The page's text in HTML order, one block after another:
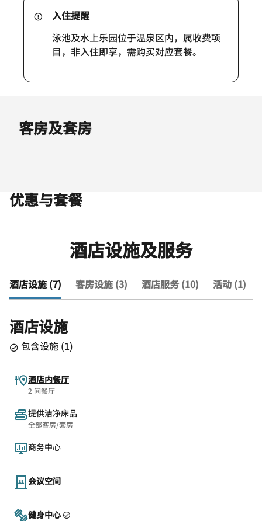
入住提醒
泳池及水上乐园位于温泉区内，属收费项
目，非入住即享，需购买对应套餐。
客房及套房
优惠与套餐
酒店设施及服务
酒店设施 (7) 客房设施 (3) 酒店服务 (10) 活动 (1)
酒店设施
包含设施 (1)
酒店内餐厅
2 间餐厅
提供洁净床品
全部客房/套房
商务中心
会议空间
健身中心